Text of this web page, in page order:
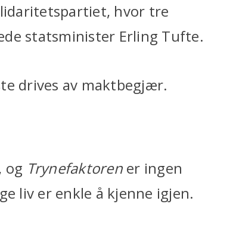
hvor tre
statsminister Erling Tufte.
drives av maktbegjær.
og Trynefaktorener ingen
liv er enkle å kjenne igjen.